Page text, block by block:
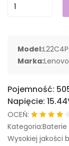
Model:
Marka:Lenovo
Pojemność:
Napięcie:
OCEŃ:
Wysokiej jakości